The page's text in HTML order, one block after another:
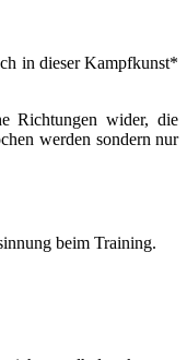
in dieser Kampfkunst*
Richtungen wider, die
werden sondern nur
beim Training.